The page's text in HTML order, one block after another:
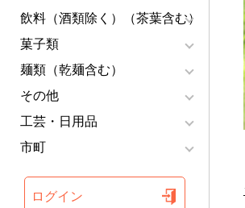
飲料（酒類除く）（茶葉含む）
菓子類
麺類（乾麺含む）
その他
工芸・日用品
市町
ログイン